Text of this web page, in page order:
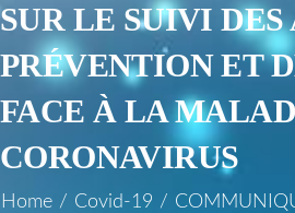
SUR LE SUIVI DES
PRÉVENTION ET
FACE À LA
CORONAVIRUS
Home / Covid-19 /